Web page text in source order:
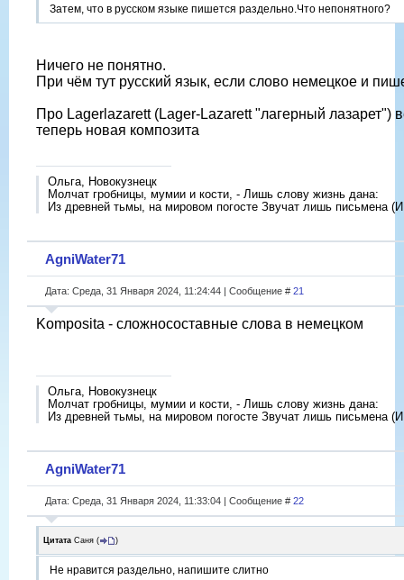
Затем, что в русском языке пишется раздельно.Что непонятного?
Ничего не понятно.
При чëм тут русский язык, если слово немецкое и
Про Lagerlazarett (Lager-Lazarett "лагерный лазарет")
теперь новая композита
Ольга, Новокузнецк
Молчат гробницы, мумии и кости, - Лишь слову жизнь дана:
Из древней тьмы, на мировом погосте Звучат лишь письмена
AgniWater71
Дата: Среда, 31 Января 2024, 11:24:44 | Сообщение # 21
Komposita - сложносоставные слова в немецком
Ольга, Новокузнецк
Молчат гробницы, мумии и кости, - Лишь слову жизнь дана:
Из древней тьмы, на мировом погосте Звучат лишь письмена
AgniWater71
Дата: Среда, 31 Января 2024, 11:33:04 | Сообщение # 22
Цитата Саня ( )
Не нравится раздельно, напишите слитно